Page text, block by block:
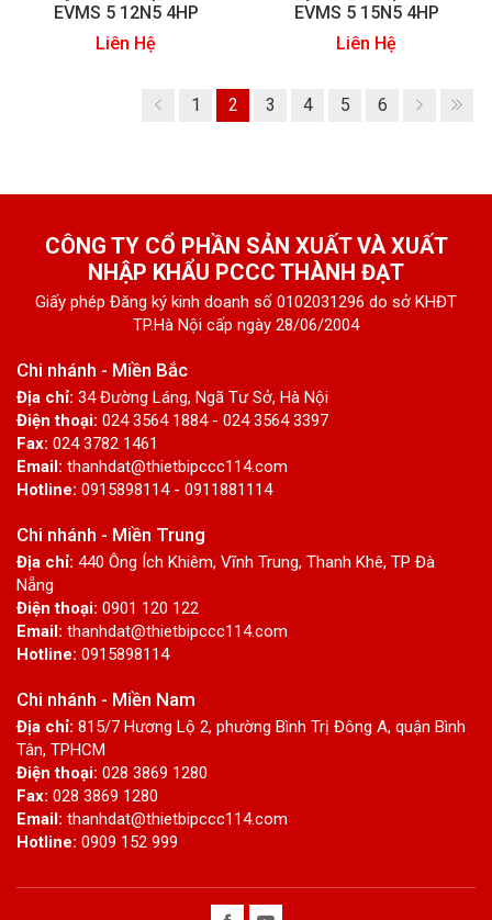
EVMS 5 12N5 4HP
Liên Hệ
EVMS 5 15N5 4HP
Liên Hệ
1 2 3 4 5 6
CÔNG TY CỔ PHẦN SẢN XUẤT VÀ XUẤT
NHẬP KHẨU PCCC THÀNH ĐẠT
Giấy phép Đăng ký kinh doanh số 0102031296 do sở KHĐT
TP.Hà Nội cấp ngày 28/06/2004
Chi nhánh - Miền Bắc
Địa chỉ: 34 Đường Láng, Ngã Tư Sở, Hà Nội
Điện thoại: 024 3564 1884 - 024 3564 3397
Fax: 024 3782 1461
Email: thanhdat@thietbipccc114.com
Hotline: 0915898114 - 0911881114
Chi nhánh - Miền Trung
Địa chỉ: 440 Ông Ích Khiêm, Vĩnh Trung, Thanh Khê, TP Đà
Nẵng
Điện thoại: 0901 120 122
Email: thanhdat@thietbipccc114.com
Hotline: 0915898114
Chi nhánh - Miền Nam
Địa chỉ: 815/7 Hương Lộ 2, phường Bình Trị Đông A, quận Bình
Tân, TPHCM
Điện thoại: 028 3869 1280
Fax: 028 3869 1280
Email: thanhdat@thietbipccc114.com
Hotline: 0909 152 999